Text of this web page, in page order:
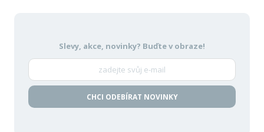
Slevy, akce, novinky? Buďte v obraze!
CHCI ODEBÍRAT NOVINKY